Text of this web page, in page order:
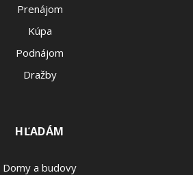
Prenájom
Kúpa
Podnájom
Dražby
HĽADÁM
Domy a budovy